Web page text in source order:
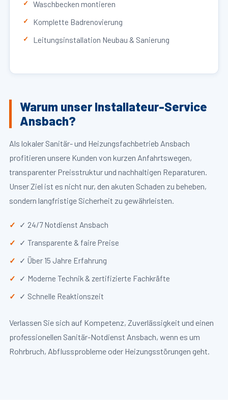
Waschbecken montieren
Komplette Badrenovierung
Leitungsinstallation Neubau & Sanierung
Warum unser Installateur-Service
Ansbach?
Als lokaler Sanitär- und Heizungsfachbetrieb Ansbach
profitieren unsere Kunden von kurzen Anfahrtswegen,
transparenter Preisstruktur und nachhaltigen Reparaturen.
Unser Ziel ist es nicht nur, den akuten Schaden zu beheben,
sondern langfristige Sicherheit zu gewährleisten.
✓ 24/7 Notdienst Ansbach
✓ Transparente & faire Preise
✓ Über 15 Jahre Erfahrung
✓ Moderne Technik & zertifizierte Fachkräfte
✓ Schnelle Reaktionszeit
Verlassen Sie sich auf Kompetenz, Zuverlässigkeit und einen
professionellen Sanitär-Notdienst Ansbach, wenn es um
Rohrbruch, Abflussprobleme oder Heizungsstörungen geht.